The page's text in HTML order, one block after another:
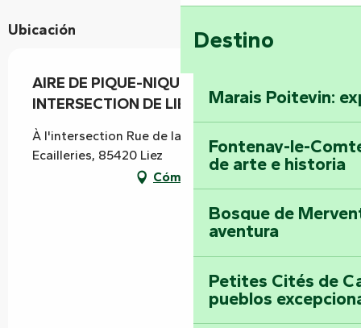
Destino
Marais Poitevin:
Fontenay-le-
de arte e historia
Bosque de
aventura
Petites Cités de
pueblos
Ubicación
AIRE DE PIQUE-NIQUE À UNE
INTERSECTION DE LIEZ
À l'intersection Rue de la Vilette et des
Ecailleries, 85420 Liez
Cómo llegar